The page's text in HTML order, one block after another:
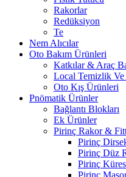
Rakorlar
Redüksiyon
Te
Nem Alıcılar
Oto Bakım Ürünleri
Katkılar & Araç
Local Temizlik
Oto Kış Ürünleri
Pnömatik Ürünler
Bağlantı Blokları
Ek Ürünler
Pirinç Rakor &
Pirinç
Pirinç Düz
Pirinç
Pirinç